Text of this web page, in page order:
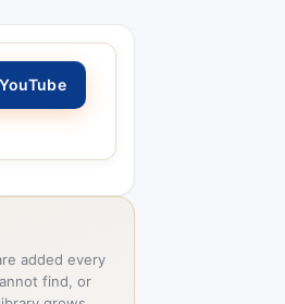
added every
find, or